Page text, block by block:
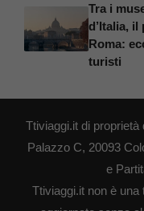
Tra i
d’Italia,
Roma:
turisti
Ttiviaggi.it di
Palazzo C, 20093
e
Ttiviaggi.it non è